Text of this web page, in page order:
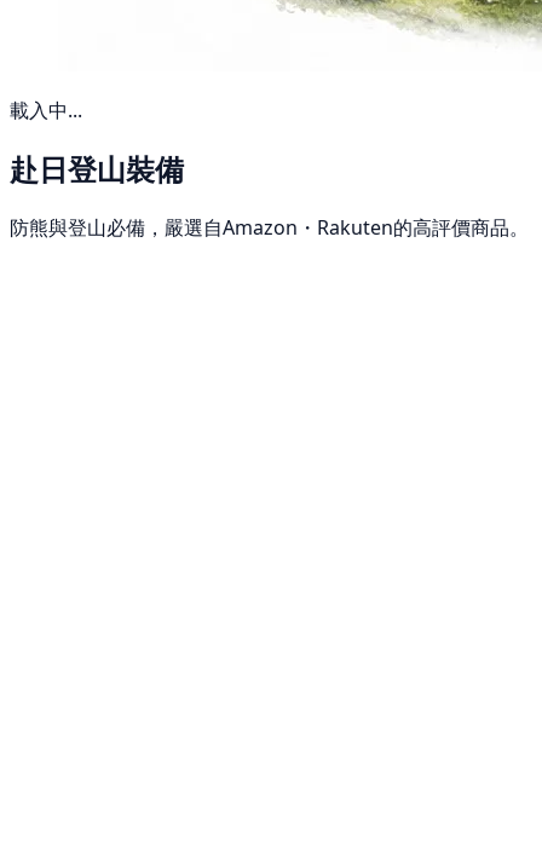
載入中...
赴日登山裝備
防熊與登山必備，嚴選自Amazon・Rakuten的高評價商品。